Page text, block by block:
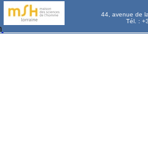
44, avenue de
Tél. :